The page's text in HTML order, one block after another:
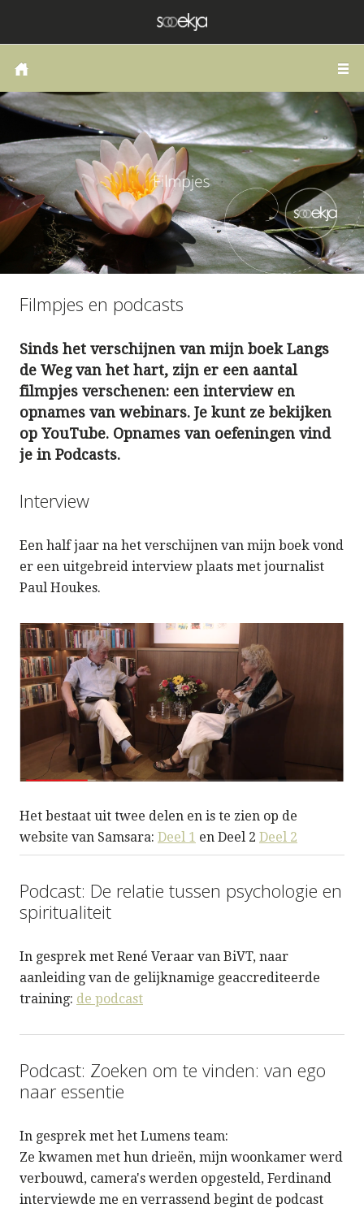
COACHING OF THERAPIE
LANGS DE WEG VAN HET HART
PUBLICATIES
SCHRIJVEN
ZELFONDERZOEK
BLOG
CONTACT
Filmpjes en podcasts
Sinds het verschijnen van mijn boek Langs
de Weg van het hart, zijn er een aantal
filmpjes verschenen: een interview en
opnames van webinars. Je kunt ze bekijken
op YouTube. Opnames van oefeningen vind
je in Podcasts.
Interview
Een half jaar na het verschijnen van mijn boek vond
er een uitgebreid interview plaats met journalist
Paul Houkes.
Het bestaat uit twee delen en is te zien op de
website van Samsara: Deel 1 en Deel 2 Deel 2
Podcast: De relatie tussen psychologie en
spiritualiteit
In gesprek met René Veraar van BiVT, naar
aanleiding van de gelijknamige geaccrediteerde
training: de podcast
Podcast: Zoeken om te vinden: van ego
naar essentie
In gesprek met het Lumens team:
Ze kwamen met hun drieën, mijn woonkamer werd
verbouwd, camera's werden opgesteld, Ferdinand
interviewde me en verrassend begint de podcast